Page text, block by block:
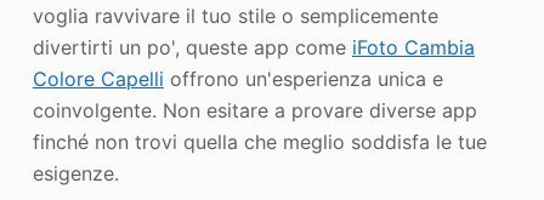
voglia ravvivare il tuo stile o semplicemente
divertirti un po', queste app come iFoto Cambia
Colore Capelli offrono un'esperienza unica e
coinvolgente. Non esitare a provare diverse app
finché non trovi quella che meglio soddisfa le tue
esigenze.